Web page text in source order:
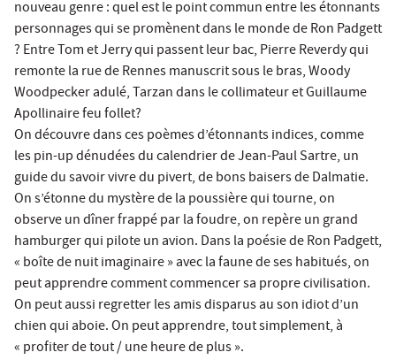
nouveau genre : quel est le point commun entre les étonnants
personnages qui se promènent dans le monde de Ron Padgett
? Entre Tom et Jerry qui passent leur bac, Pierre Reverdy qui
remonte la rue de Rennes manuscrit sous le bras, Woody
Woodpecker adulé, Tarzan dans le collimateur et Guillaume
Apollinaire feu follet?
On découvre dans ces poèmes d’étonnants indices, comme
les pin-up dénudées du calendrier de Jean-Paul Sartre, un
guide du savoir vivre du pivert, de bons baisers de Dalmatie.
On s’étonne du mystère de la poussière qui tourne, on
observe un dîner frappé par la foudre, on repère un grand
hamburger qui pilote un avion. Dans la poésie de Ron Padgett,
« boîte de nuit imaginaire » avec la faune de ses habitués, on
peut apprendre comment commencer sa propre civilisation.
On peut aussi regretter les amis disparus au son idiot d’un
chien qui aboie. On peut apprendre, tout simplement, à
« profiter de tout / une heure de plus ».